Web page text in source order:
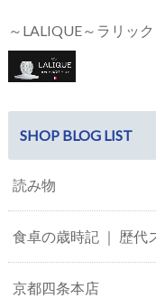
～LALIQUE～ラリッ
SHOP BLOG LIST
読み物
食卓の歳時記 ｜ 歴代
京都四条本店